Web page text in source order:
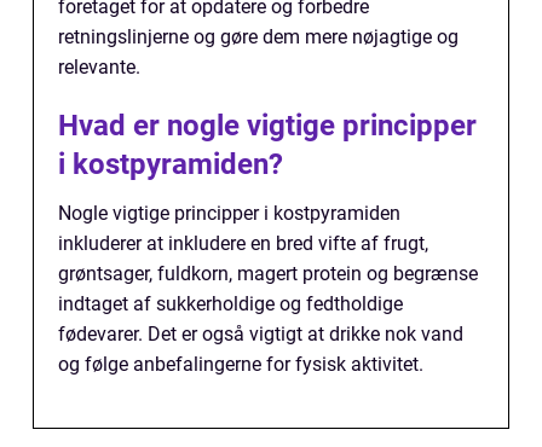
foretaget for at opdatere og forbedre
retningslinjerne og gøre dem mere nøjagtige og
relevante.
Hvad er nogle vigtige principper
i kostpyramiden?
Nogle vigtige principper i kostpyramiden
inkluderer at inkludere en bred vifte af frugt,
grøntsager, fuldkorn, magert protein og begrænse
indtaget af sukkerholdige og fedtholdige
fødevarer. Det er også vigtigt at drikke nok vand
og følge anbefalingerne for fysisk aktivitet.